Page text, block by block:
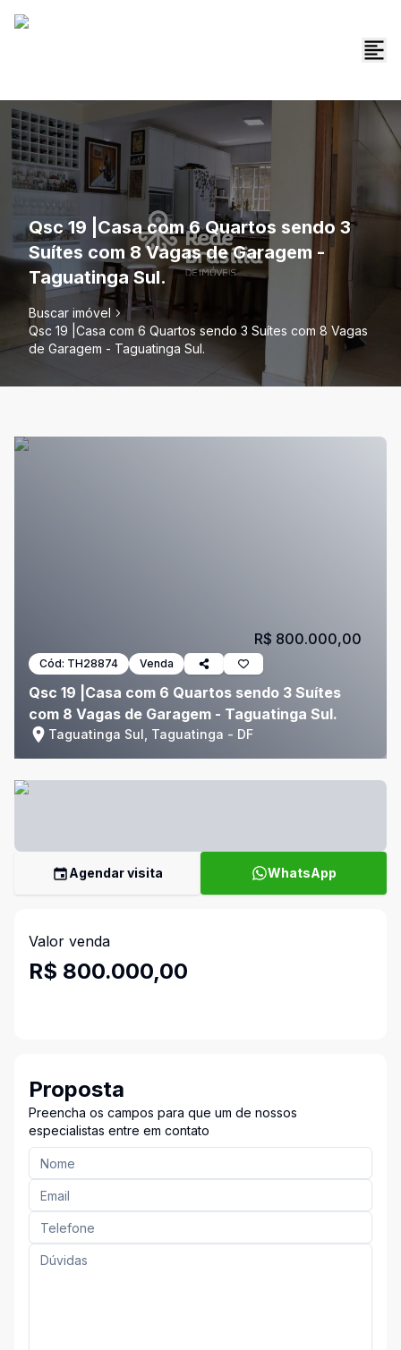
Qsc 19 |Casa com 6 Quartos sendo 3
Suítes com 8 Vagas de Garagem -
Taguatinga Sul.
Buscar imóvel
Qsc 19 |Casa com 6 Quartos sendo 3 Suítes com 8 Vagas
de Garagem - Taguatinga Sul.
Cód: TH28874 Venda
Qsc 19 |Casa com 6 Quartos sendo 3 Suítes
com 8 Vagas de Garagem - Taguatinga Sul.
Taguatinga Sul, Taguatinga - DF
R$ 800.000,00
Agendar visita WhatsApp
Valor venda
R$ 800.000,00
Proposta
Preencha os campos para que um de nossos
especialistas entre em contato